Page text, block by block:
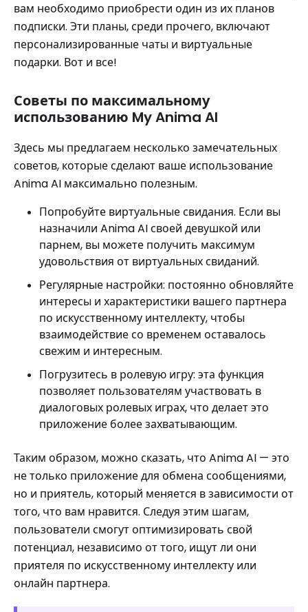
вам необходимо приобрести один из их планов
подписки. Эти планы, среди прочего, включают
персонализированные чаты и виртуальные
подарки. Вот и все!
Советы по максимальному
использованию My Anima AI
Здесь мы предлагаем несколько замечательных
советов, которые сделают ваше использование
Anima AI максимально полезным.
Попробуйте виртуальные свидания. Если вы
назначили Anima AI своей девушкой или
парнем, вы можете получить максимум
удовольствия от виртуальных свиданий.
Регулярные настройки: постоянно обновляйте
интересы и характеристики вашего партнера
по искусственному интеллекту, чтобы
взаимодействие со временем оставалось
свежим и интересным.
Погрузитесь в ролевую игру: эта функция
позволяет пользователям участвовать в
диалоговых ролевых играх, что делает это
приложение более захватывающим.
Таким образом, можно сказать, что Anima AI — это
не только приложение для обмена сообщениями,
но и приятель, который меняется в зависимости от
того, что вам нравится. Следуя этим шагам,
пользователи смогут оптимизировать свой
потенциал, независимо от того, ищут ли они
приятеля по искусственному интеллекту или
онлайн партнера.